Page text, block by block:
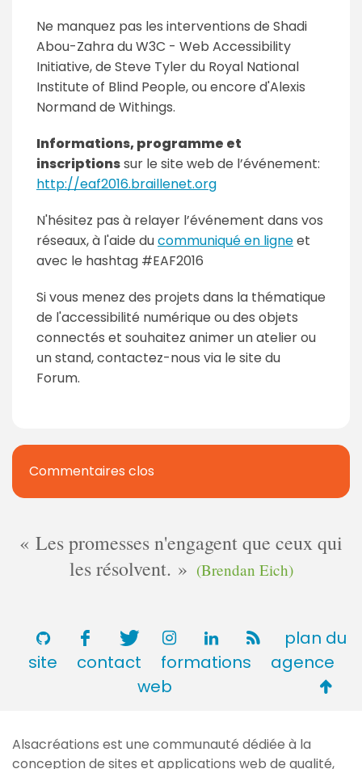
Ne manquez pas les interventions de Shadi
Abou-Zahra du W3C - Web Accessibility
Initiative, de Steve Tyler du Royal National
Institute of Blind People, ou encore d'Alexis
Normand de Withings.
Informations, programme et
inscriptionssur le site web de l’événement:
http://eaf2016.braillenet.org
N'hésitez pas à relayer l’événement dans vos
réseaux, à l'aide ducommuniqué en ligneet
avec le hashtag #EAF2016
Si vous menez des projets dans la thématique
de l'accessibilité numérique ou des objets
connectés et souhaitez animer un atelier ou
un stand, contactez-nous via le site du
Forum.
Commentaires clos
Les promesses n'engagent que ceux qui
les résolvent.
(Brendan Eich)
plan du
site
contact formations
agence
web
de
Alsacréations est une communauté dédiée à la
conception de sites et applications web de qualité,